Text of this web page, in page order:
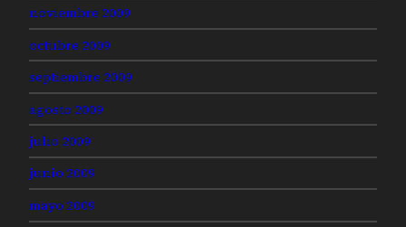
noviembre 2009
octubre 2009
septiembre 2009
agosto 2009
julio 2009
junio 2009
mayo 2009